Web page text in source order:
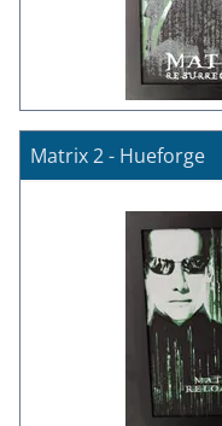
Matrix 2 - Hueforge